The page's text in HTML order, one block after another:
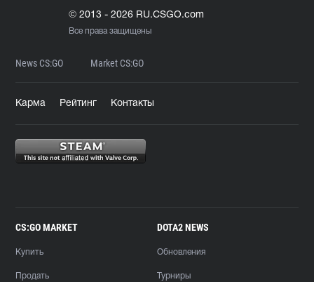
© 2013 - 2026 RU.CSGO.com
Все права защищены
News CS:GO Market CS:GO
Карма Рейтинг Контакты
CS:GO MARKET
Купить
Продать
DOTA2 NEWS
Обновления
Турниры